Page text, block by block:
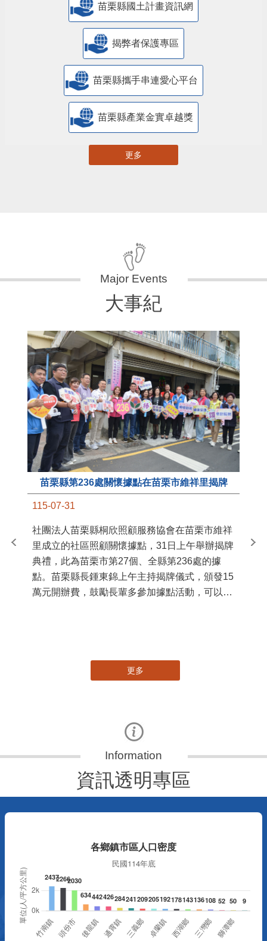
苗栗縣國土計畫資訊網
揭弊者保護專區
苗栗縣攜手串連愛心平台
苗栗縣產業金實卓越獎
更多
大事紀
苗栗縣第236處關懷據點在苗栗市維祥里揭牌
115-07-31
社團法人苗栗縣桐欣照顧服務協會在苗栗市維祥
里成立的社區照顧關懷據點，31日上午舉辦揭牌
典禮，此為苗栗市第27個、全縣第236處的據
點。苗栗縣長鍾東錦上午主持揭牌儀式，頒發15
萬元開辦費，鼓勵長輩多參加據點活動，可以更
苗
更多
資訊透明專區